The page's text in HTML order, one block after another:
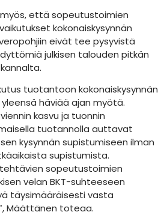
että sopeutustoimien
kokonaiskysynnän
eivät tee pysyvistä
julkisen talouden pitkän
tuotantoon kokonaiskysynnän
häviää ajan myötä.
kasvu ja tuonnin
tuotannolla auttavat
kysynnän supistumiseen ilman
supistumista.
sopeutustoimien
velan BKT-suhteeseen
täysimääräisesti vasta
Määttänen toteaa.